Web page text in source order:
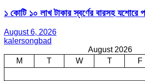
১ কোটি ১০ লাখ টাকার স্বর্ণের বারসহ যশোরে
August 6, 2026
kalersongbad
August 2026
M
T W T F